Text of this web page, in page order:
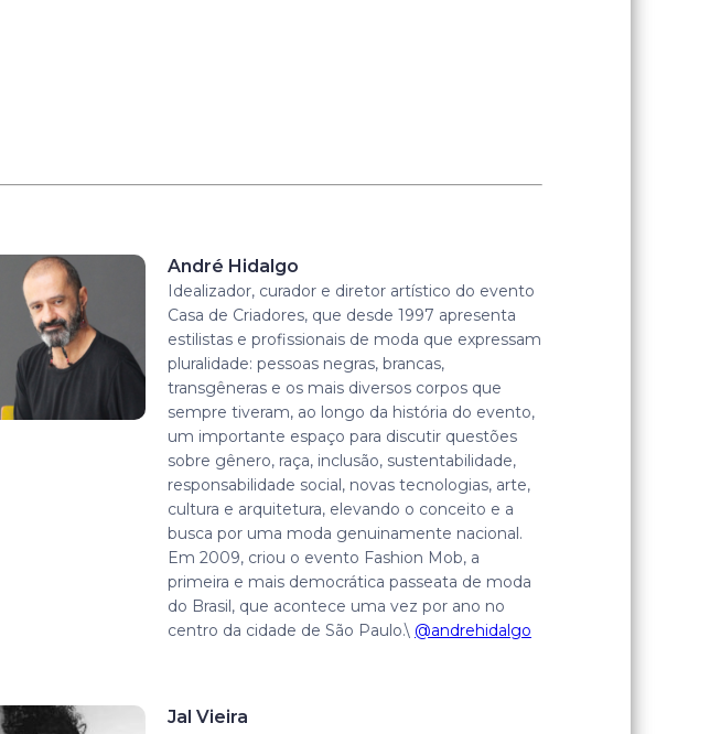
André Hidalgo
Idealizador, curador e diretor artístico do evento
Casa de Criadores, que desde 1997 apresenta
estilistas e profissionais de moda que expressam
pluralidade: pessoas negras, brancas,
transgêneras e os mais diversos corpos que
sempre tiveram, ao longo da história do evento,
um importante espaço para discutir questões
sobre gênero, raça, inclusão, sustentabilidade,
responsabilidade social, novas tecnologias, arte,
cultura e arquitetura, elevando o conceito e a
busca por uma moda genuinamente nacional.
Em 2009, criou o evento Fashion Mob, a
primeira e mais democrática passeata de moda
do Brasil, que acontece uma vez por ano no
centro da cidade de São Paulo.\ @andrehidalgo
Jal Vieira